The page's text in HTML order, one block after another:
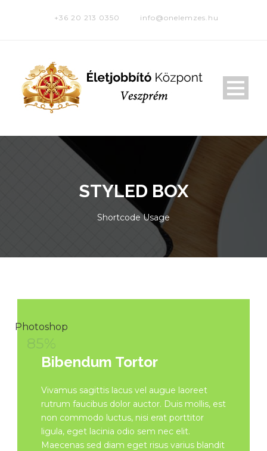
+36 20 213 0350 info@onelemzes.hu
STYLED BOX
Shortcode Usage
Photoshop
85%
Bibendum Tortor
Vivamus sagittis lacus vel augue laoreet
rutrum faucibus dolor auctor. Duis mollis, est
non commodo luctus, nisi erat porttitor
ligula, eget lacinia odio sem nec elit.
Maecenas sed diam eget risus varius blandit